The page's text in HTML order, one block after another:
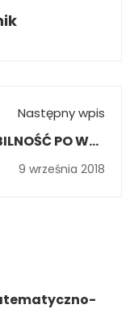
Następny wpis
PO WER
w BUDAPESZCIE I
9 września 2018